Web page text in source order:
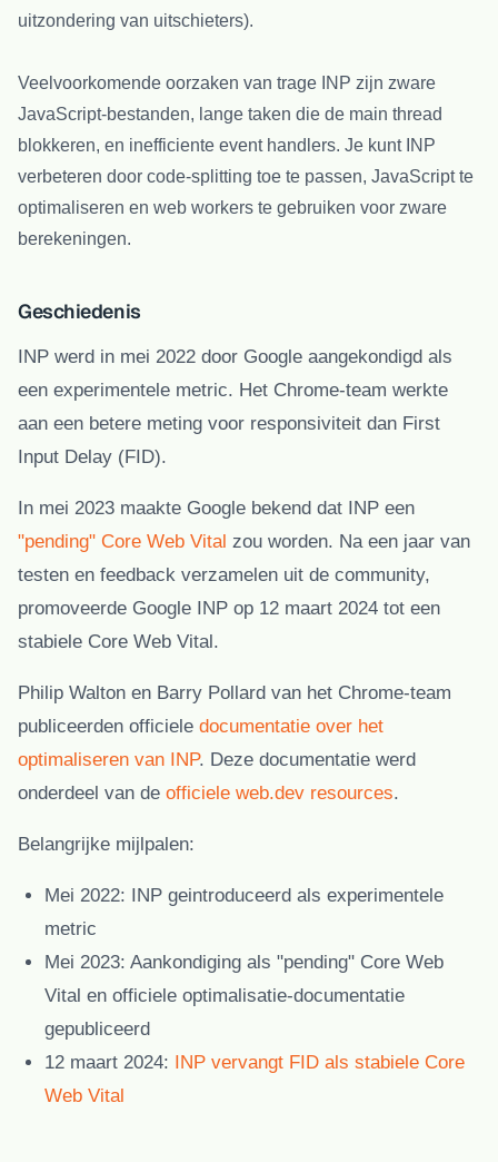
uitzondering van uitschieters).
Veelvoorkomende oorzaken van trage INP zijn zware
JavaScript-bestanden, lange taken die de main thread
blokkeren, en inefficiente event handlers. Je kunt INP
verbeteren door code-splitting toe te passen, JavaScript te
optimaliseren en web workers te gebruiken voor zware
berekeningen.
Geschiedenis
INP werd in mei 2022 door Google aangekondigd als
een experimentele metric. Het Chrome-team werkte
aan een betere meting voor responsiviteit dan First
Input Delay (FID).
In mei 2023 maakte Google bekend dat INP een
"pending" Core Web Vital zou worden. Na een jaar van
testen en feedback verzamelen uit de community,
promoveerde Google INP op 12 maart 2024 tot een
stabiele Core Web Vital.
Philip Walton en Barry Pollard van het Chrome-team
publiceerden officiele documentatie over het
optimaliseren van INP. Deze documentatie werd
onderdeel van de officiele web.dev resources.
Belangrijke mijlpalen:
Mei 2022: INP geintroduceerd als experimentele
metric
Mei 2023: Aankondiging als "pending" Core Web
Vital en officiele optimalisatie-documentatie
gepubliceerd
12 maart 2024: INP vervangt FID als stabiele Core
Web Vital